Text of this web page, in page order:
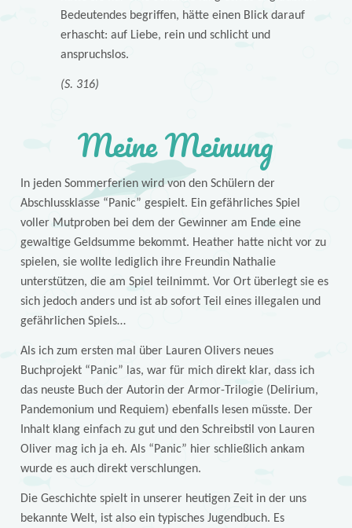
Bedeutendes begriffen, hätte einen Blick darauf
erhascht: auf Liebe, rein und schlicht und
anspruchslos.
(S. 316)
Meine Meinung
In jeden Sommerferien wird von den Schülern der
Abschlussklasse “Panic” gespielt. Ein gefährliches Spiel
voller Mutproben bei dem der Gewinner am Ende eine
gewaltige Geldsumme bekommt. Heather hatte nicht vor zu
spielen, sie wollte lediglich ihre Freundin Nathalie
unterstützen, die am Spiel teilnimmt. Vor Ort überlegt sie es
sich jedoch anders und ist ab sofort Teil eines illegalen und
gefährlichen Spiels…
Als ich zum ersten mal über Lauren Olivers neues
Buchprojekt “Panic” las, war für mich direkt klar, dass ich
das neuste Buch der Autorin der Armor-Trilogie (Delirium,
Pandemonium und Requiem) ebenfalls lesen müsste. Der
Inhalt klang einfach zu gut und den Schreibstil von Lauren
Oliver mag ich ja eh. Als “Panic” hier schließlich ankam
wurde es auch direkt verschlungen.
Die Geschichte spielt in unserer heutigen Zeit in der uns
bekannte Welt, ist also ein typisches Jugendbuch. Es